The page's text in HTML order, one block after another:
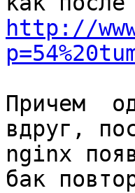
http://
Причем
вдруг,
nginx
бак